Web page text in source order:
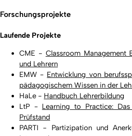
Forschungsprojekte
Laufende Projekte
CME - Classroom Management
und Lehrern
EMW - Entwicklung von
pädagogischem Wissen in der
HaLe - Handbuch Lehrerbildung
LtP - Learning to Practice:
Prüfstand
PARTI - Partizipation und